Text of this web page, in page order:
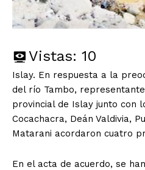
Vistas: 10
Islay. En respuesta a la
del río Tambo,
provincial de Islay junto con
Cocachacra, Deán Valdivia,
Matarani acordaron cuatro
En el acta de acuerdo, se